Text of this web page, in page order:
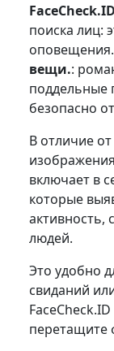
FaceCheck.ID
поиска лиц:
оповещения.
вещи.:
поддельные
безопасно
В отличие
включает в
которые
активность,
людей.
Это удобно
свиданий
перетащите